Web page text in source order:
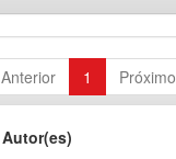
Anterior 1 Próximo
Autor(es)